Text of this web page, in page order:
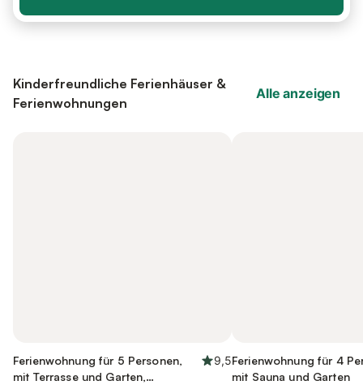
Kinderfreundliche Ferienhäuser &
Ferienwohnungen
Alle anzeigen
Ferienwohnung für 5 Personen,
mit Terrasse und Garten,
9,5Ferienwohnung für 4
mit Sauna und Garten